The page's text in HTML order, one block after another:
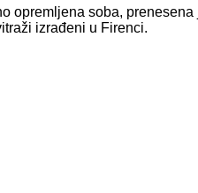
opremljena soba,
izrađeni u Firenci.